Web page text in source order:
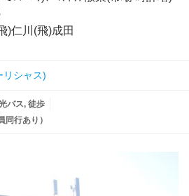
)仁川(飛)成田
リシャス)
バス 徒歩
同行あり）